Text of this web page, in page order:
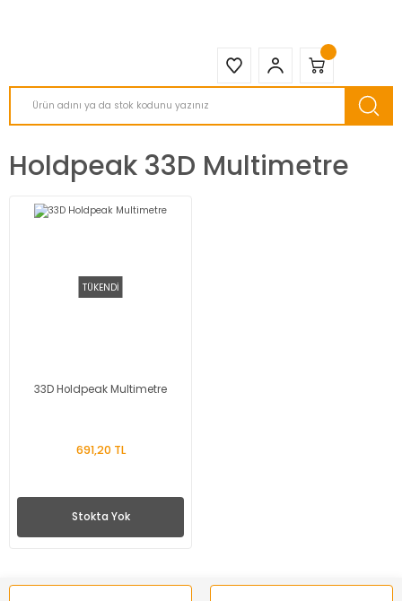
Holdpeak 33D Multimetre
TÜKENDİ
33D Holdpeak Multimetre
691,20 TL
Stokta Yok